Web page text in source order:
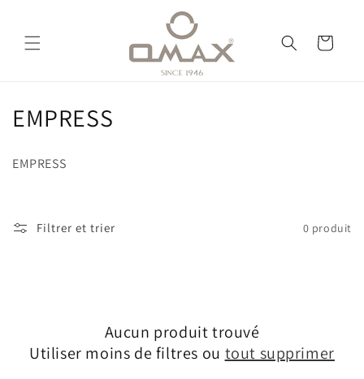
au
contenu
Panier
C
e
EMPRESS
EMPRESS
Filtrer et trier 0 produit
Aucun produit trouvé
Utiliser moins de filtres ou tout supprimer